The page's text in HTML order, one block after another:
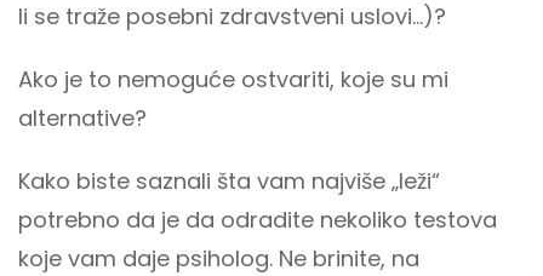
li se traže posebni zdravstveni uslovi…)?
Ako je to nemoguće ostvariti, koje su mi
alternative?
Kako biste saznali šta vam najviše „leži“
potrebno da je da odradite nekoliko testova
koje vam daje psiholog. Ne brinite, na